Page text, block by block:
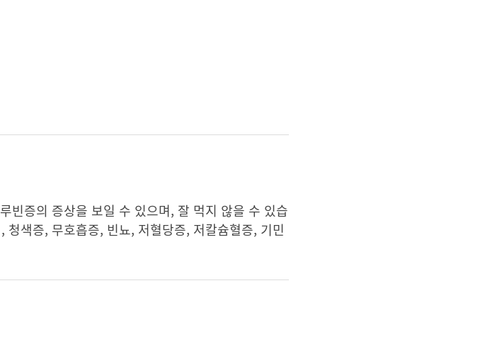
빈증의 증상을 보일 수 있으며, 잘 먹지 않을 수 있습
색증, 무호흡증, 빈뇨, 저혈당증, 저칼슘혈증, 기민